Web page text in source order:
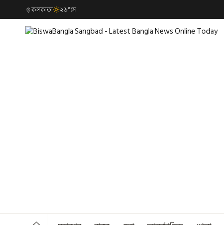
কলকাতা ২৬°সে